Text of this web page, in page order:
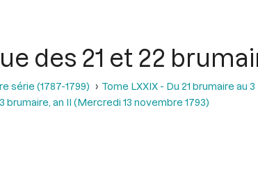
des 21 et 22
série (1787-1799)
Tome LXXIX - Du 21 brumaire au
brumaire, an II (Mercredi 13 novembre 1793)